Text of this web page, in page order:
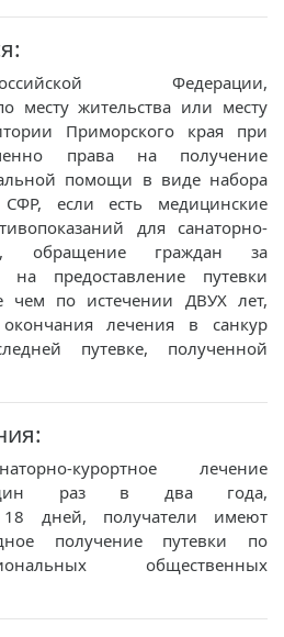
Федерации,
месту жительства или месту
Приморского края при
права на получение
помощи в виде набора
если есть медицинские
для санаторно-
обращение граждан за
на предоставление путевки
чем по истечении ДВУХ лет,
лечения в санкур
путевке, полученной
курортное лечение
один раз в два года,
18 дней, получатели имеют
получение путевки по
общественных